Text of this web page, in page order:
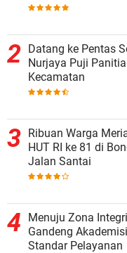
Datang ke Pentas
Nurjaya Puji
Kecamatan
Ribuan Warga
HUT RI ke 81 di
Jalan Santai
Menuju Zona
Gandeng
Standar Pelayanan